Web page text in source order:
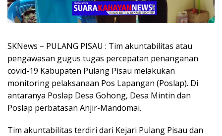
SKNews – PULANG PISAU : Tim akuntabilitas atau
pengawasan gugus tugas percepatan penanganan
covid-19 Kabupaten Pulang Pisau melakukan
monitoring pelaksanaan Pos Lapangan (Poslap). Di
antaranya Poslap Desa Gohong, Desa Mintin dan
Poslap perbatasan Anjir-Mandomai.
Tim akuntabilitas terdiri dari Kejari Pulang Pisau dan